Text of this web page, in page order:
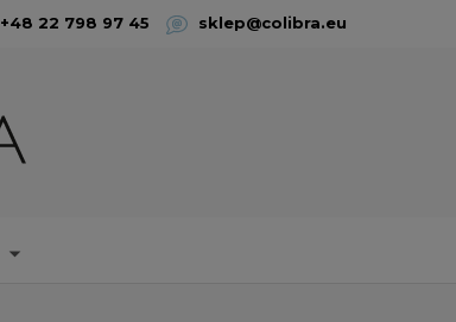
+48 22 798 97 45 sklep@colibra.eu